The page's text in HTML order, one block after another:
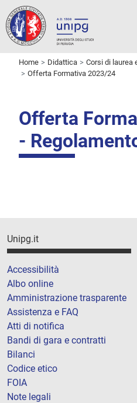
Home Didattica Corsi di laurea
Offerta Formativa 2023/24
Offerta
-
Unipg.it
Accessibilità
Albo online
Amministrazione trasparente
Assistenza e FAQ
Atti di notifica
Bandi di gara e contratti
Bilanci
Codice etico
FOIA
Note legali